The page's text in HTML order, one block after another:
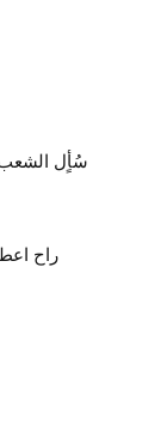
سُأٍل
راح